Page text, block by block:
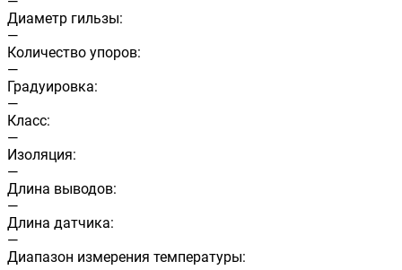
Диаметр гильзы:
—
Количество упоров:
—
Градуировка:
—
Класс:
—
Изоляция:
—
Длина выводов:
—
Длина датчика:
—
Диапазон измерения температуры: